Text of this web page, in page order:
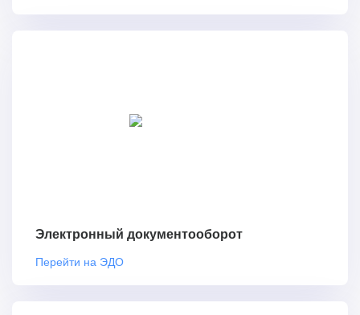
Электронный документооборот
Перейти на ЭДО